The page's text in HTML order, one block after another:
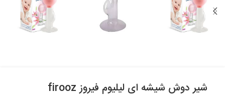
شیر دوش شیشه ای لیلیوم فیروز firooz